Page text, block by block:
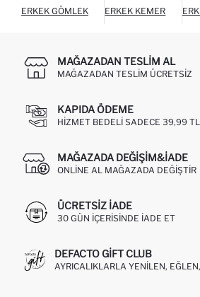
ERKEK GÖMLEK ERKEK KEMER
MAĞAZADAN TESLIM AL
MAĞAZADAN TESLIM ÜCRETSIZ
KAPIDA ÖDEME
HIZMET BEDELI SADECE 39,99 TL
MAĞAZADA DEĞIŞIM&İADE
ONLINE AL MAĞAZADA DEĞIŞTIR
ÜCRETSIZ IADE
30 GÜN IÇERISINDE IADE ET
DEFACTO GIFT CLUB
AYRICALIKLARLA YENILEN,